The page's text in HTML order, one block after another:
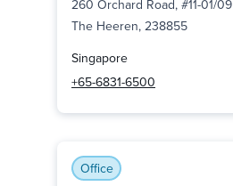
260 Orchard Road, #11-01/09
The Heeren, 238855
Singapore
+65-6831-6500
Office